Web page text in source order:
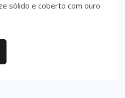
sólido e coberto com ouro